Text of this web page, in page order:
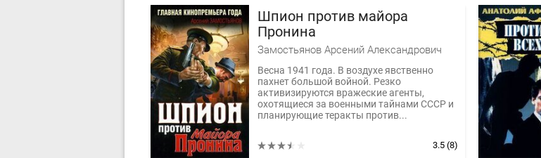
Шпион против майора
Пронина
Замостьянов Арсений Александрович
Весна 1941 года. В воздухе явственно
пахнет большой войной. Резко
активизируются вражеские агенты,
охотящиеся за военными тайнами СССР и
планирующие теракты против...
3.5 (8)